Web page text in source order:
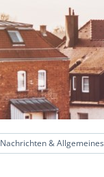
Nachrichten & Allgemeines